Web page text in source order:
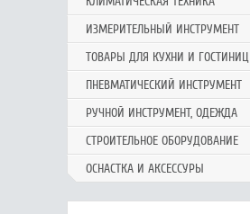
ИЗМЕРИТЕЛЬНЫЙ ИНСТРУМЕНТ
ТОВАРЫ ДЛЯ КУХНИ И ГОСТИНИЦ
ПНЕВМАТИЧЕСКИЙ ИНСТРУМЕНТ
РУЧНОЙ ИНCТРУМЕНТ, ОДЕЖДА
СТРОИТЕЛЬНОЕ ОБОРУДОВАНИЕ
ОСНАСТКА И АКСЕССУРЫ